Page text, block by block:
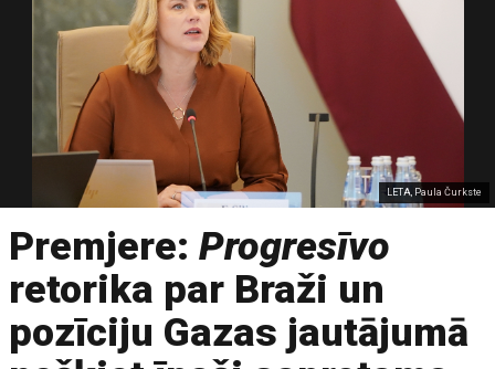
LETA, Paula Čurkste
Premjere:Progresīvo
retorika par Braži un
pozīciju Gazas jautājumā